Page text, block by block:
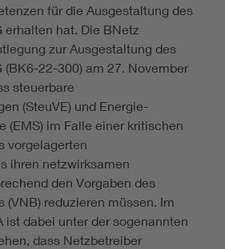
für die Ausgestaltung des
erhalten hat. Die BNetz
zur Ausgestaltung des
(BK6-22-300) am 27. November
steuerbare
(SteuVE) und Energie-
(EMS) im Falle einer kritischen
vorgelagerten
ihren netzwirksamen
den Vorgaben des
(VNB) reduzieren müssen. Im
ist dabei unter der sogenannten
dass Netzbetreiber